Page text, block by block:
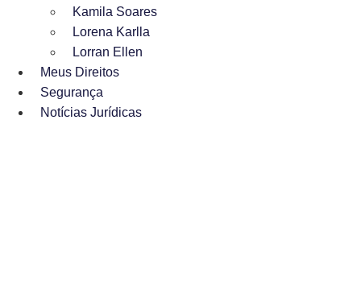
Kamila Soares
Lorena Karlla
Lorran Ellen
Meus Direitos
Segurança
Notícias Jurídicas